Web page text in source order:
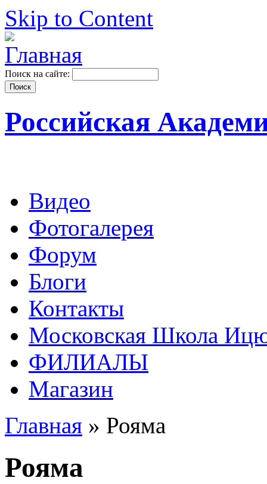
Skip to Content
Поиск на сайте:
Российская
Видео
Фотогалерея
Форум
Блоги
Контакты
Московская Школа
ФИЛИАЛЫ
Магазин
Главная » Рояма
Рояма